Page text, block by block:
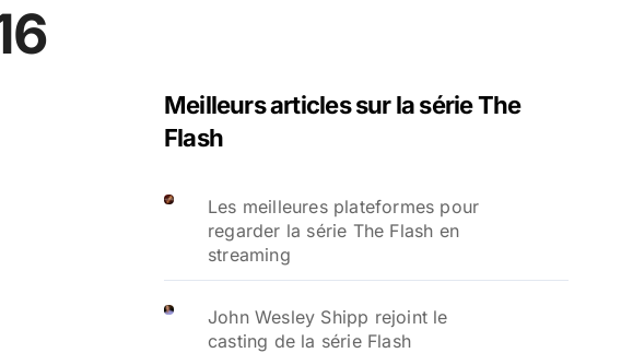
Meilleurs articles sur la série The
Flash
Les meilleures plateformes pour
regarder la série The Flash en
streaming
John Wesley Shipp rejoint le
casting de la série Flash